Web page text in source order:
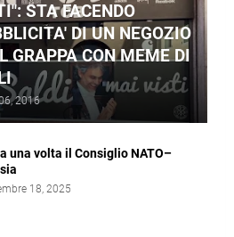
STA FACENDO
DI UN NEGOZIO
GRAPPA CON MEME DI
2016
una volta il Consiglio NATO–
18, 2025